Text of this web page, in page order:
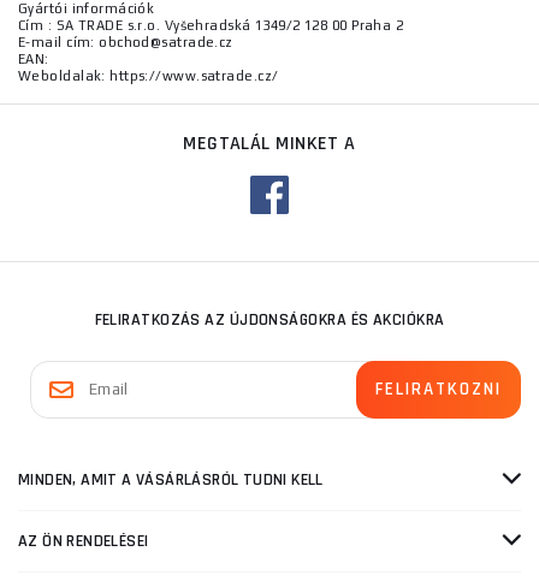
Gyártói információk
Cím : SA TRADE s.r.o. Vyšehradská 1349/2 128 00 Praha 2
E-mail cím: obchod@satrade.cz
EAN:
Weboldalak: https://www.satrade.cz/
MEGTALÁL MINKET A
FELIRATKOZÁS AZ ÚJDONSÁGOKRA ÉS AKCIÓKRA
MINDEN, AMIT A VÁSÁRLÁSRÓL TUDNI KELL
AZ ÖN RENDELÉSEI